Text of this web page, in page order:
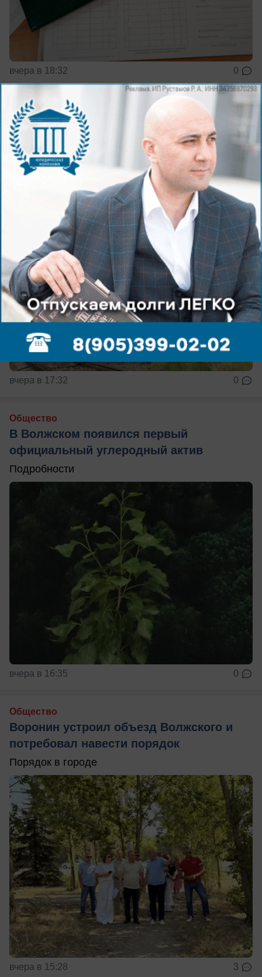
вчера в 18:32 0
Общество
Для болельщиков из Волжского пустят
дополнительную электричку после
матча
Расписание изменится 9 августа
вчера в 17:32 0
Общество
В Волжском появился первый
официальный углеродный актив
Подробности
вчера в 16:35 0
Общество
Воронин устроил объезд Волжского и
потребовал навести порядок
Порядок в городе
вчера в 15:28 3